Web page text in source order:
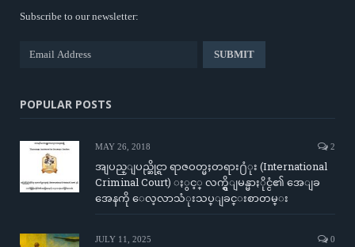
Subscribe to our newsletter:
POPULAR POSTS
MAY 26, 2018 2
အျပည္ျပည္ဆိုင္ရာ ရာဇဝတ္မႈတရား႐ံုး (International
Criminal Court) ႏွင့္ လက္ရွိျမန္မာႏိုင္ငံ၏ အေျခ
အေနကို ေလ့လာသံုးသပ္ျခင္းစာတမ္း
JULY 11, 2025 0